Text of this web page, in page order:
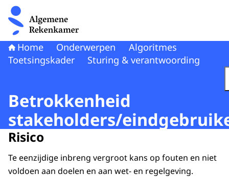
Naar de homepage van Algemene Rekenkamer
Home Onderwerpen
Algoritmes
Toetsingskader
Sturing & verantwoording
Betrokkenheid
stakeholders/
Risico
Te eenzijdige inbreng vergroot kans op fouten en niet
voldoen aan doelen en aan wet- en regelgeving.